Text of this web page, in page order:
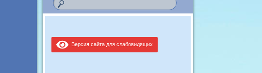
Версия сайта для слабовидящих